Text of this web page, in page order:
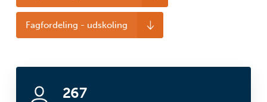
Fagfordeling - udskoling
267